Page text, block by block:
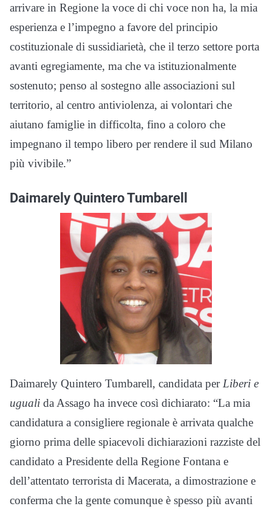
arrivare in Regione la voce di chi voce non ha, la mia
esperienza e l’impegno a favore del principio
costituzionale di sussidiarietà, che il terzo settore porta
avanti egregiamente, ma che va istituzionalmente
sostenuto; penso al sostegno alle associazioni sul
territorio, al centro antiviolenza, ai volontari che
aiutano famiglie in difficolta, fino a coloro che
impegnano il tempo libero per rendere il sud Milano
più vivibile.”
Daimarely Quintero Tumbarell
Daimarely Quintero Tumbarell, candidata per Liberi e
uguali da Assago ha invece così dichiarato: “La mia
candidatura a consigliere regionale è arrivata qualche
giorno prima delle spiacevoli dichiarazioni razziste del
candidato a Presidente della Regione Fontana e
dell’attentato terrorista di Macerata, a dimostrazione e
conferma che la gente comunque è spesso più avanti